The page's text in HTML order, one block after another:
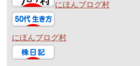
にほんブログ村
にほんブログ村